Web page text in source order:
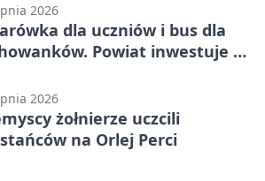
2026
dla uczniów i bus dla
Powiat inwestuje w
2026
żołnierze uczcili
na Orlej Perci